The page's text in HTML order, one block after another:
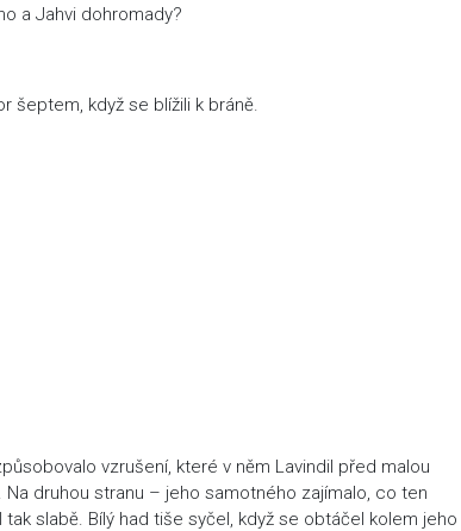
a Jahvi dohromady?
šeptem, když se blížili k bráně.
vzrušení, které v něm Lavindil před malou
druhou stranu – jeho samotného zajímalo, co ten
slabě. Bílý had tiše syčel, když se obtáčel kolem jeho